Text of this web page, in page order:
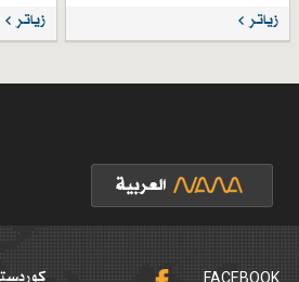
زیاتر زیاتر
FACEBOOK